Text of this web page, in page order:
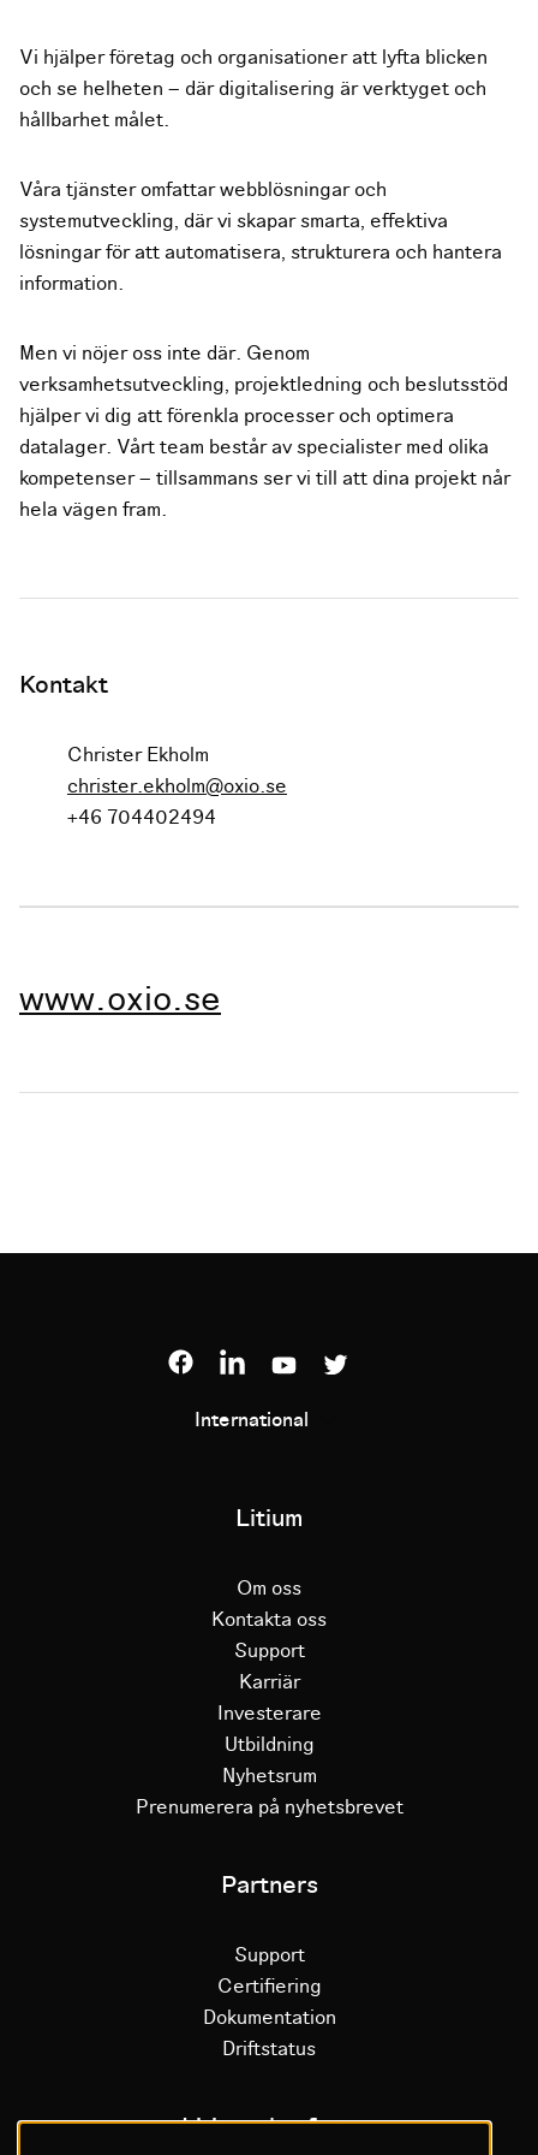
Vi hjälper företag och organisationer att lyfta blicken
och se helheten – där digitalisering är verktyget och
hållbarhet målet.
Våra tjänster omfattar webblösningar och
systemutveckling, där vi skapar smarta, effektiva
lösningar för att automatisera, strukturera och hantera
information.
Men vi nöjer oss inte där. Genom
verksamhetsutveckling, projektledning och beslutsstöd
hjälper vi dig att förenkla processer och optimera
datalager. Vårt team består av specialister med olika
kompetenser – tillsammans ser vi till att dina projekt når
hela vägen fram.
Kontakt
Christer Ekholm
christer.ekholm@oxio.se
+46 704402494
www.oxio.se
International
Litium
Om oss
Kontakta oss
Support
Karriär
Investerare
Utbildning
Nyhetsrum
Prenumerera på nyhetsbrevet
Partners
Support
Certifiering
Dokumentation
Driftstatus
Litium plattform